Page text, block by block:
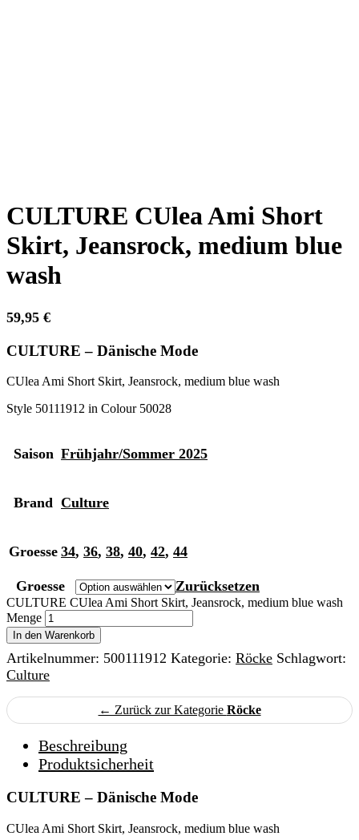
CULTURE CUlea Ami Short
Skirt, Jeansrock, medium blue
wash
59,95 €
CULTURE – Dänische Mode
CUlea Ami Short Skirt, Jeansrock, medium blue wash
Style 50111912 in Colour 50028
Saison Frühjahr/Sommer 2025
Brand Culture
Groesse 34, 36, 38, 40, 42, 44
Groesse Zurücksetzen
CULTURE CUlea Ami Short Skirt, Jeansrock, medium blue wash
Menge
In den Warenkorb
Artikelnummer: 500111912 Kategorie: Röcke Schlagwort:
Culture
← Zurück zur Kategorie Röcke
Beschreibung
Produktsicherheit
CULTURE – Dänische Mode
CUlea Ami Short Skirt, Jeansrock, medium blue wash